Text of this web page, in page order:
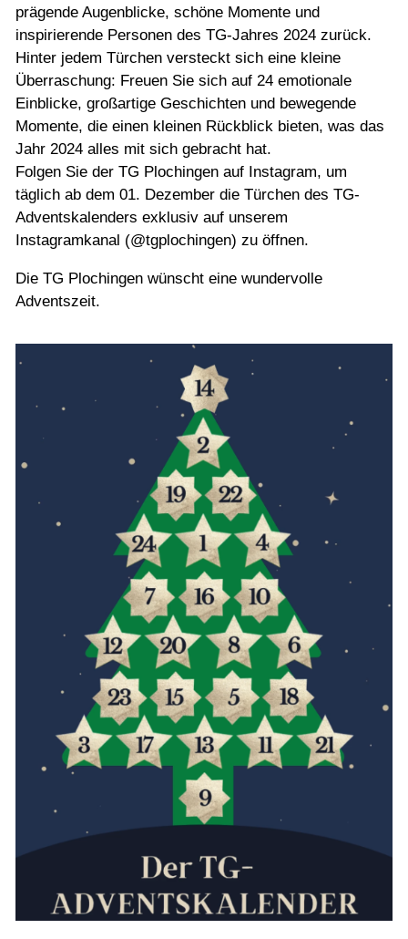
Training
Gaststätte
prägende Augenblicke, schöne Momente und
inspirierende Personen des TG-Jahres 2024 zurück.
Hinter jedem Türchen versteckt sich eine kleine
Überraschung: Freuen Sie sich auf 24 emotionale
Einblicke, großartige Geschichten und bewegende
Momente, die einen kleinen Rückblick bieten, was das
Jahr 2024 alles mit sich gebracht hat.
Folgen Sie der TG Plochingen auf Instagram, um
täglich ab dem 01. Dezember die Türchen des TG-
Adventskalenders exklusiv auf unserem
Instagramkanal (@tgplochingen) zu öffnen.
Die TG Plochingen wünscht eine wundervolle
Adventszeit.